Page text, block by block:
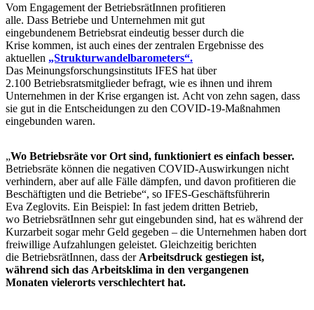
Vom Engagement der BetriebsrätInnen profitieren
alle. Dass Betriebe und Unternehmen mit gut
eingebundenem Betriebsrat eindeutig besser durch die
Krise kommen, ist auch eines der zentralen Ergebnisse des
aktuellen „Strukturwandelbarometers“.
Das Meinungsforschungsinstituts IFES hat über
2.100 Betriebsratsmitglieder befragt, wie es ihnen und ihrem
Unternehmen in der Krise ergangen ist. Acht von zehn sagen, dass
sie gut in die Entscheidungen zu den COVID-19-Maßnahmen
eingebunden waren.
„Wo Betriebsräte vor Ort sind, funktioniert es einfach besser.
Betriebsräte können die negativen COVID-Auswirkungen nicht
verhindern, aber auf alle Fälle dämpfen, und davon profitieren die
Beschäftigten und die Betriebe“, so IFES-Geschäftsführerin
Eva Zeglovits. Ein Beispiel: In fast jedem dritten Betrieb,
wo BetriebsrätInnen sehr gut eingebunden sind, hat es während der
Kurzarbeit sogar mehr Geld gegeben – die Unternehmen haben dort
freiwillige Aufzahlungen geleistet. Gleichzeitig berichten
die BetriebsrätInnen, dass der Arbeitsdruck gestiegen ist,
während sich das Arbeitsklima in den vergangenen
Monaten vielerorts verschlechtert hat.